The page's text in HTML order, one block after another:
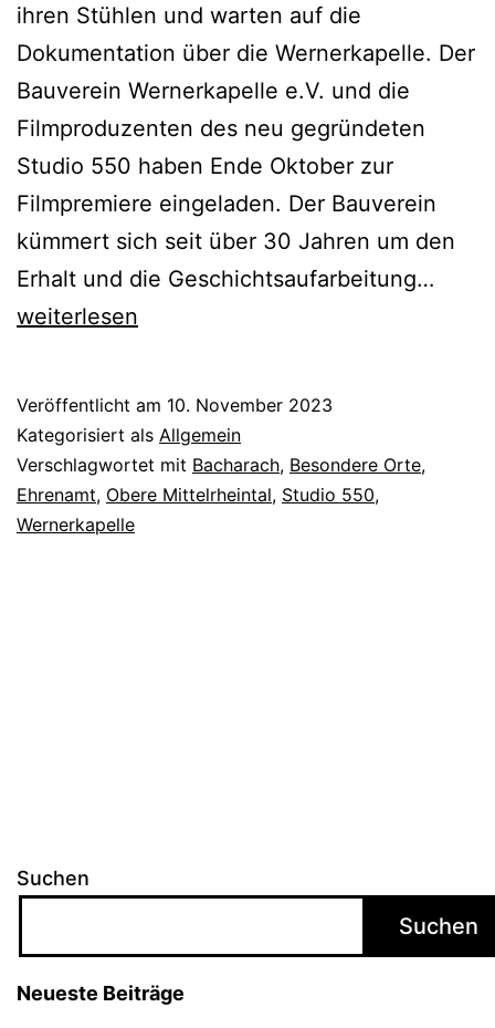
ihren Stühlen und warten auf die
Dokumentation über die Wernerkapelle. Der
Bauverein Wernerkapelle e.V. und die
Filmproduzenten des neu gegründeten
Studio 550 haben Ende Oktober zur
Filmpremiere eingeladen. Der Bauverein
kümmert sich seit über 30 Jahren um den
Erhalt und die Geschichtsaufarbeitung…
weiterlesen
Veröffentlicht am 10. November 2023
Kategorisiert als Allgemein
Verschlagwortet mit Bacharach, Besondere Orte,
Ehrenamt, Obere Mittelrheintal, Studio 550,
Wernerkapelle
Suchen
Suchen
Neueste Beiträge